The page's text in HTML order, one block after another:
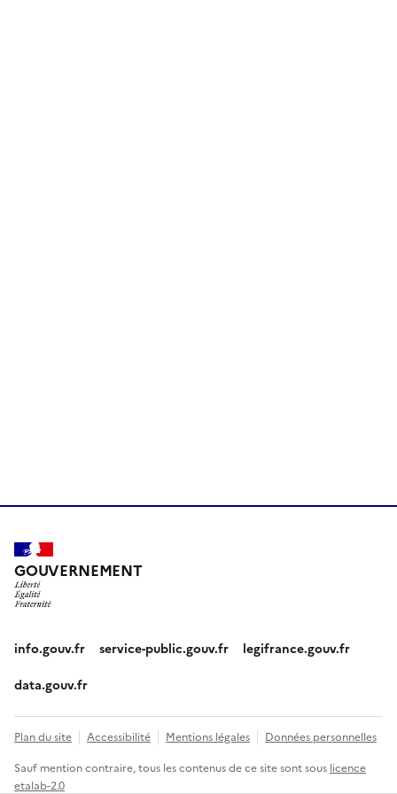
GOUVERNEMENT
info.gouv.fr service-public.gouv.fr legifrance.gouv.fr
data.gouv.fr
Plan du site Accessibilité Mentions légales Données personnelles
Sauf mention contraire, tous les contenus de ce site sont sous licence
etalab-2.0